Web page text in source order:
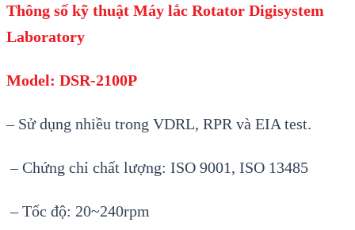
Thông số kỹ thuật Máy lắc Rotator Digisystem
Laboratory
Model: DSR-2100P
– Sử dụng nhiều trong VDRL, RPR và EIA test.
– Chứng chỉ chất lượng: ISO 9001, ISO 13485
– Tốc độ: 20~240rpm